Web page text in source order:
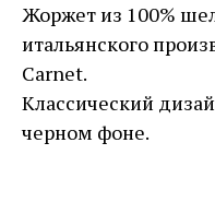
Жоржет из 100%
итальянского
Carnet.
Классический
черном фоне.